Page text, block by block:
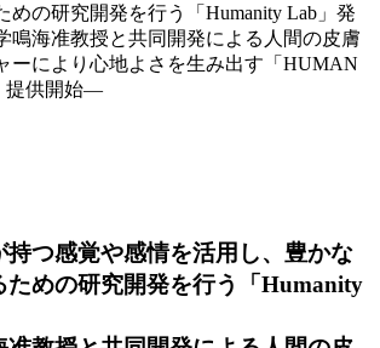
めの研究開発を行う「Humanity Lab」発
鳴海准教授と共同開発による人間の皮膚
ーにより心地よさを生み出す「HUMAN
提供開始―
持つ感覚や感情を活用し、豊かな
ための研究開発を行う「Humanity